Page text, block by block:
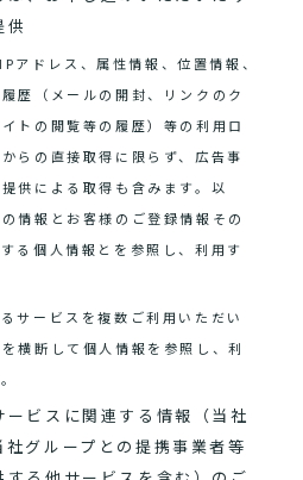
供
ドレス、属性情報、位置情報、
歴（メールの開封、リンクのク
トの閲覧等の履歴）等の利用ロ
らの直接取得に限らず、広告事
供による取得も含みます。以
情報とお客様のご登録情報その
る個人情報とを参照し、利用す
サービスを複数ご利用いただい
横断して個人情報を参照し、利
ビスに関連する情報（当社
グループとの提携事業者等